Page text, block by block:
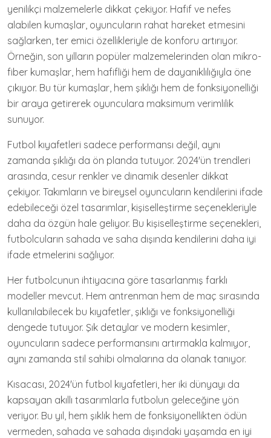
yenilikçi malzemelerle dikkat çekiyor. Hafif ve nefes
alabilen kumaşlar, oyuncuların rahat hareket etmesini
sağlarken, ter emici özellikleriyle de konforu artırıyor.
Örneğin, son yılların popüler malzemelerinden olan mikro-
fiber kumaşlar, hem hafifliği hem de dayanıklılığıyla öne
çıkıyor. Bu tür kumaşlar, hem şıklığı hem de fonksiyonelliği
bir araya getirerek oyunculara maksimum verimlilik
sunuyor.
Futbol kıyafetleri sadece performansı değil, aynı
zamanda şıklığı da ön planda tutuyor. 2024'ün trendleri
arasında, cesur renkler ve dinamik desenler dikkat
çekiyor. Takımların ve bireysel oyuncuların kendilerini ifade
edebileceği özel tasarımlar, kişiselleştirme seçenekleriyle
daha da özgün hale geliyor. Bu kişiselleştirme seçenekleri,
futbolcuların sahada ve saha dışında kendilerini daha iyi
ifade etmelerini sağlıyor.
Her futbolcunun ihtiyacına göre tasarlanmış farklı
modeller mevcut. Hem antrenman hem de maç sırasında
kullanılabilecek bu kıyafetler, şıklığı ve fonksiyonelliği
dengede tutuyor. Şık detaylar ve modern kesimler,
oyuncuların sadece performansını artırmakla kalmıyor,
aynı zamanda stil sahibi olmalarına da olanak tanıyor.
Kısacası, 2024'ün futbol kıyafetleri, her iki dünyayı da
kapsayan akıllı tasarımlarla futbolun geleceğine yön
veriyor. Bu yıl, hem şıklık hem de fonksiyonellikten ödün
vermeden, sahada ve sahada dışındaki yaşamda en iyi